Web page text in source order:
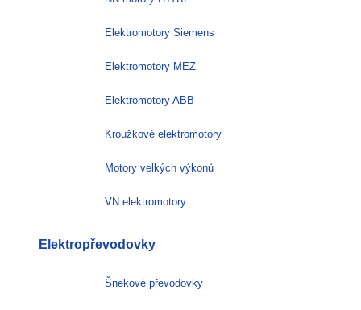
Elektromotory Siemens
Elektromotory MEZ
Elektromotory ABB
Kroužkové elektromotory
Motory velkých výkonů
VN elektromotory
Elektropřevodovky
Šnekové převodovky